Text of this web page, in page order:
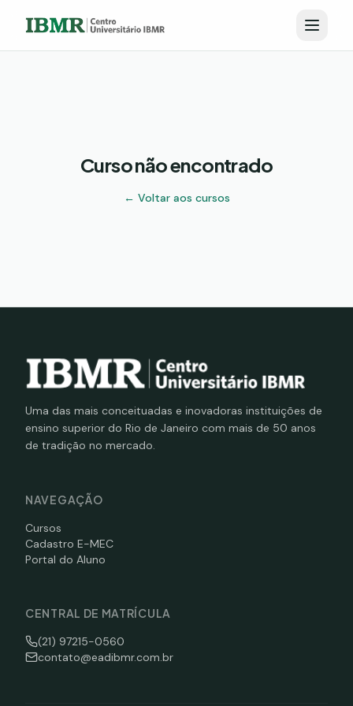
Curso não encontrado
← Voltar aos cursos
Uma das mais conceituadas e inovadoras instituições de
ensino superior do Rio de Janeiro com mais de 50 anos
de tradição no mercado.
NAVEGAÇÃO
Cursos
Cadastro E-MEC
Portal do Aluno
CENTRAL DE MATRÍCULA
(21) 97215-0560
contato@eadibmr.com.br